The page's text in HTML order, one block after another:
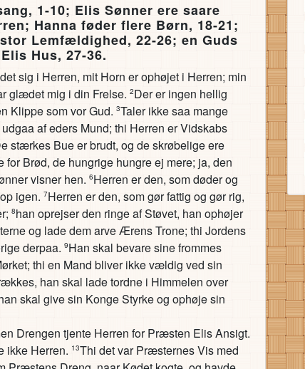
1-10; Elis Sønner ere saare
Hanna føder flere Børn, 18-21;
Lemfældighed, 22-26; en Guds
Hus, 27-36.
sig i Herren, mit Horn er ophøjet i Herren; min
glædet mig i din Frelse. 2Der er ingen hellig
Klippe som vor Gud. 3Taler ikke saa mange
af eders Mund; thi Herren er Vidskabs
stærkes Bue er brudt, og de skrøbelige ere
Brød, de hungrige hungre ej mere; ja, den
visner hen. 6Herren er den, som døder og
igen. 7Herren er den, som gør fattig og gør rig,
8han oprejser den ringe af Støvet, han ophøjer
og lade dem arve Ærens Trone; thi Jordens
derpaa. 9Han skal bevare sine frommes
thi en Mand bliver ikke vældig ved sin
han skal lade tordne i Himmelen over
skal give sin Konge Styrke og ophøje sin
Drengen tjente Herren for Præsten Elis Ansigt.
ikke Herren. 13Thi det var Præsternes Vis med